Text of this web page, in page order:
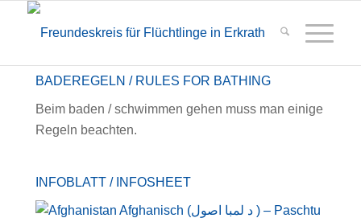
BADEREGELN / RULES FOR BATHING
Beim baden / schwimmen gehen muss man einige
Regeln beachten.
INFOBLATT / INFOSHEET
Afghanisch (د لمبا اصول ) – Paschtu